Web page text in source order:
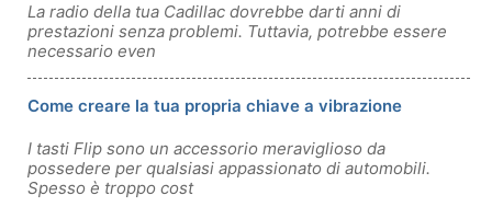
La radio della tua Cadillac dovrebbe darti anni di
prestazioni senza problemi. Tuttavia, potrebbe essere
necessario even
Come creare la tua propria chiave a vibrazione
I tasti Flip sono un accessorio meraviglioso da
possedere per qualsiasi appassionato di automobili.
Spesso è troppo cost